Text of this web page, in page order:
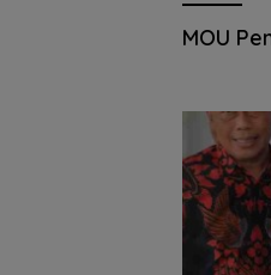
MOU